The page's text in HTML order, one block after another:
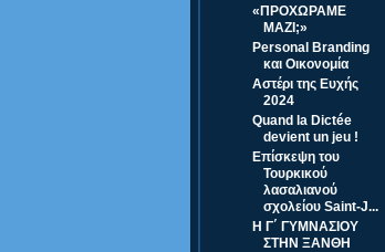
«ΠΡΟΧΩΡΑΜΕ
ΜΑΖΙ;»
Personal Branding
και Οικονομία
Αστέρι της Ευχής
2024
Quand la Dictée
devient un jeu !
Επίσκεψη του
Τουρκικού
λασαλιανού
σχολείου Saint-J...
Η Γ΄ ΓΥΜΝΑΣΙΟΥ
ΣΤΗΝ ΞΑΝΘΗ